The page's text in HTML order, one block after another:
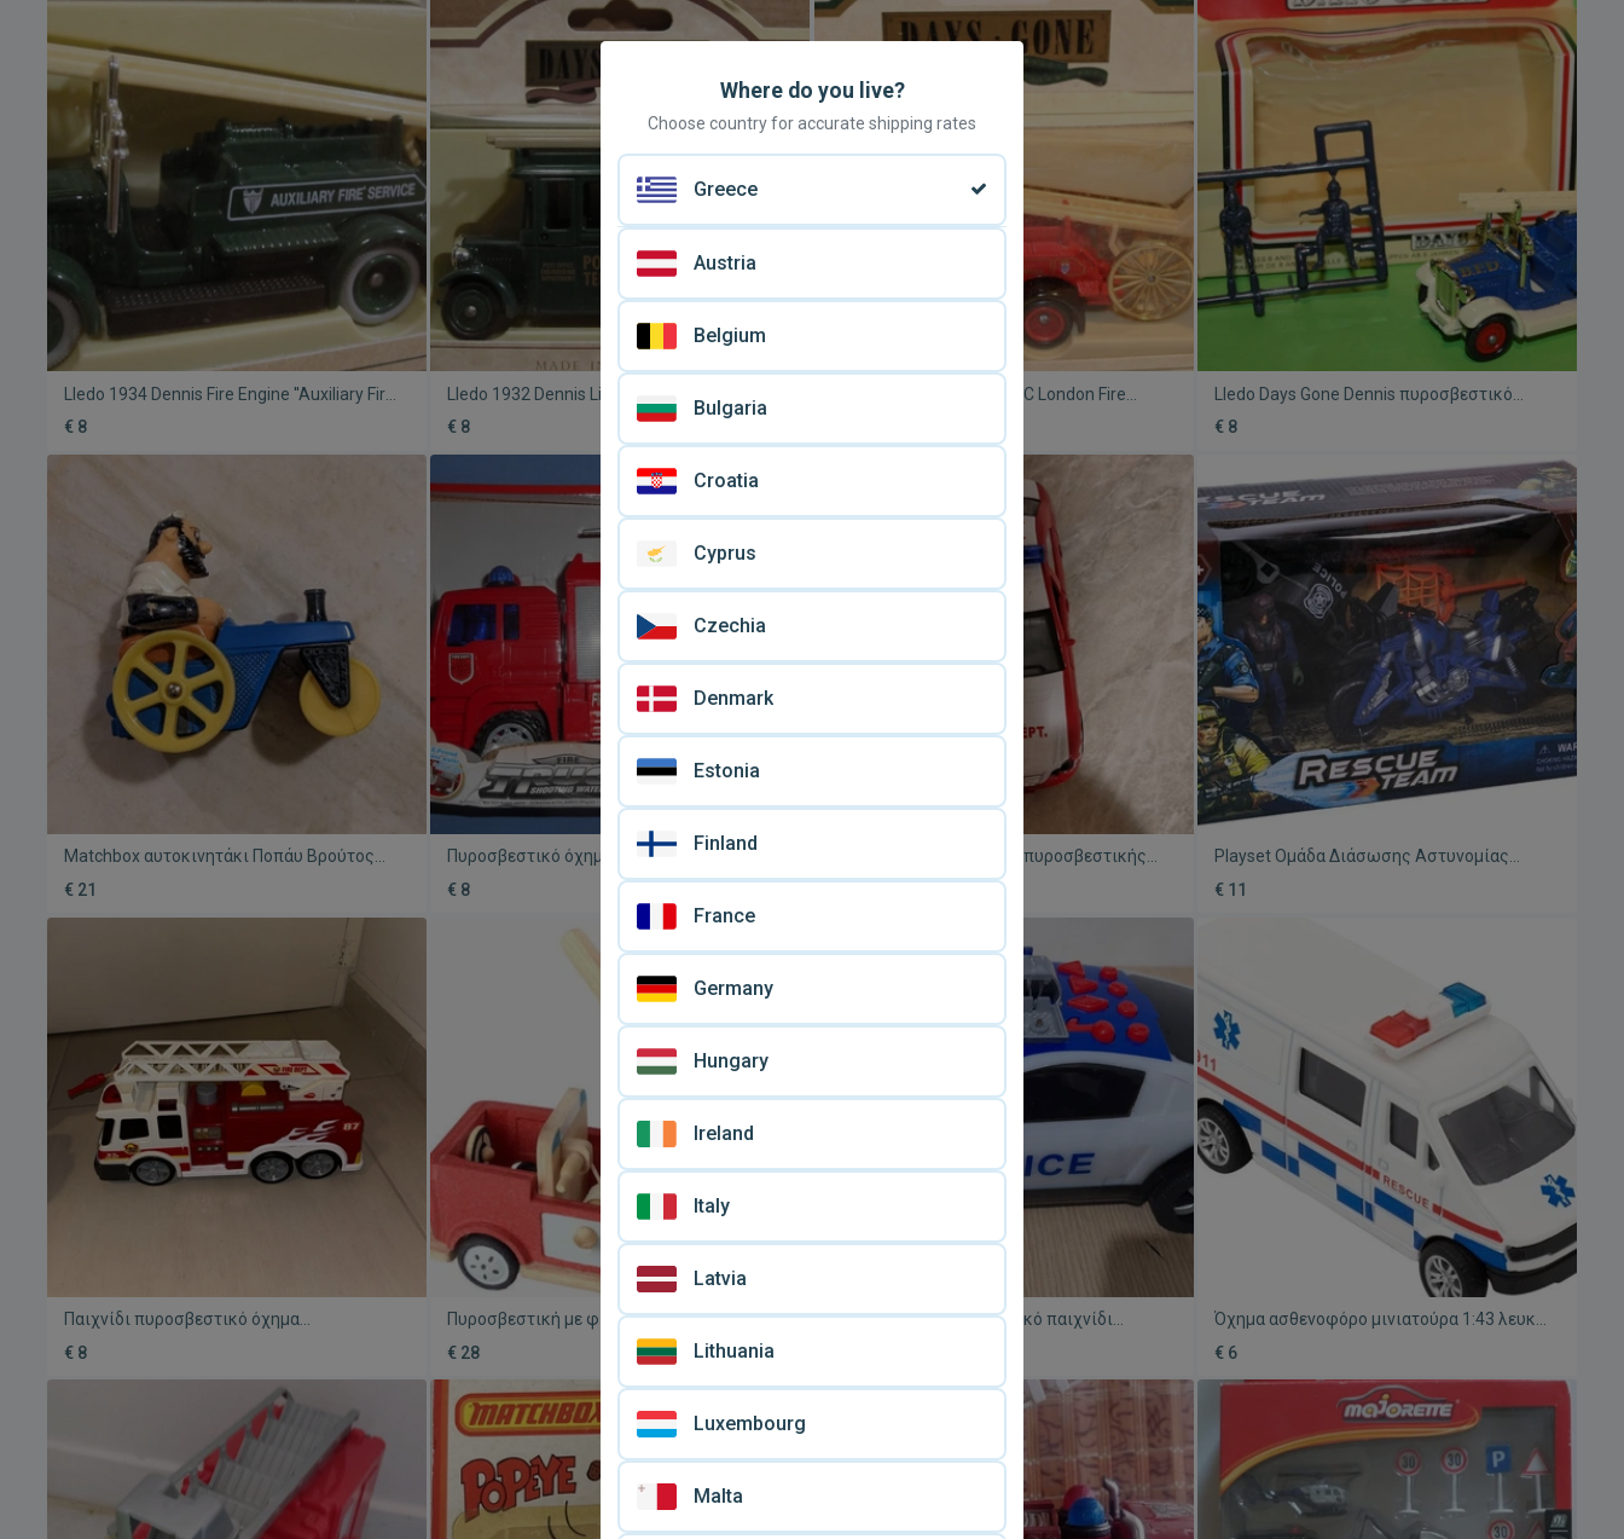
Lledo 1934 Dennis Fire Engine ''Auxiliary Fire
Service'' Καινούργιο
€ 8
Lledo 1932 Dennis Limousine G.P.O. ''Post
Office Telephones'' Καινούργιο
€ 8
Lledo 1934 Dennis 52 L.C.C London Fire
Lledo Days Gone Dennis πυροσβεστικό
όχημα Bermuda μεταλλική μινιατούρα
καινούργιο
€ 8
Matchbox αυτοκινητάκι Ποπάυ Βρούτος
μεταχειρισμένο 1980
€ 21
Πυροσβεστικό όχημα καινούργιο που
ρίχνει νερό με ρεαλιστικούς ήχους
€ 8
Αυτοκινητάκι σιδερένιο πυροσβεστικής
Mercedes μεταχειρισμένο
Playset Ομάδα Διάσωσης Αστυνομίας
Καινούργιο Με Μηχανή Και Αξεσουάρ
€ 11
Παιχνίδι πυροσβεστικό όχημα
€ 8
Πυροσβεστική με φιγούρα Plan Toys
€ 28
Αστυνομικό όχημα παιδικό παιχνίδι
Όχημα ασθενοφόρο μινιατούρα 1:43 λευκό
€ 6
Where do you live?
Choose country for accurate shipping rates
Greece
Austria
Belgium
Bulgaria
Croatia
Cyprus
Czechia
Denmark
Estonia
Finland
France
Germany
Hungary
Ireland
Italy
Latvia
Lithuania
Luxembourg
Malta